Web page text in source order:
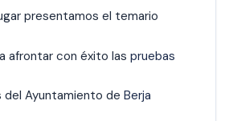
presentamos el temario
afrontar con éxito las pruebas
Ayuntamiento de Berja